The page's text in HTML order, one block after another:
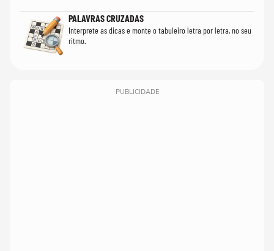
PALAVRAS CRUZADAS
Interprete as dicas e monte o tabuleiro letra por letra, no seu
ritmo.
PUBLICIDADE